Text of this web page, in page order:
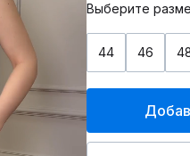
Выберите
44 46